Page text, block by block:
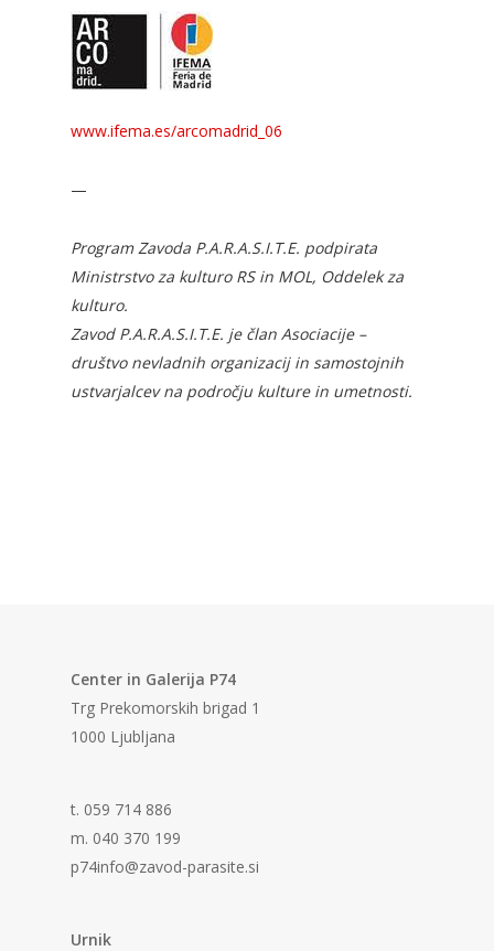
www.ifema.es/arcomadrid_06
—
Program Zavoda P.A.R.A.S.I.T.E. podpirata
Ministrstvo za kulturo RS in MOL, Oddelek za
kulturo.
Zavod P.A.R.A.S.I.T.E. je član Asociacije –
društvo nevladnih organizacij in samostojnih
ustvarjalcev na področju kulture in umetnosti.
Center in Galerija P74
Trg Prekomorskih brigad 1
1000 Ljubljana
t. 059 714 886
m. 040 370 199
p74info@zavod-parasite.si
Urnik